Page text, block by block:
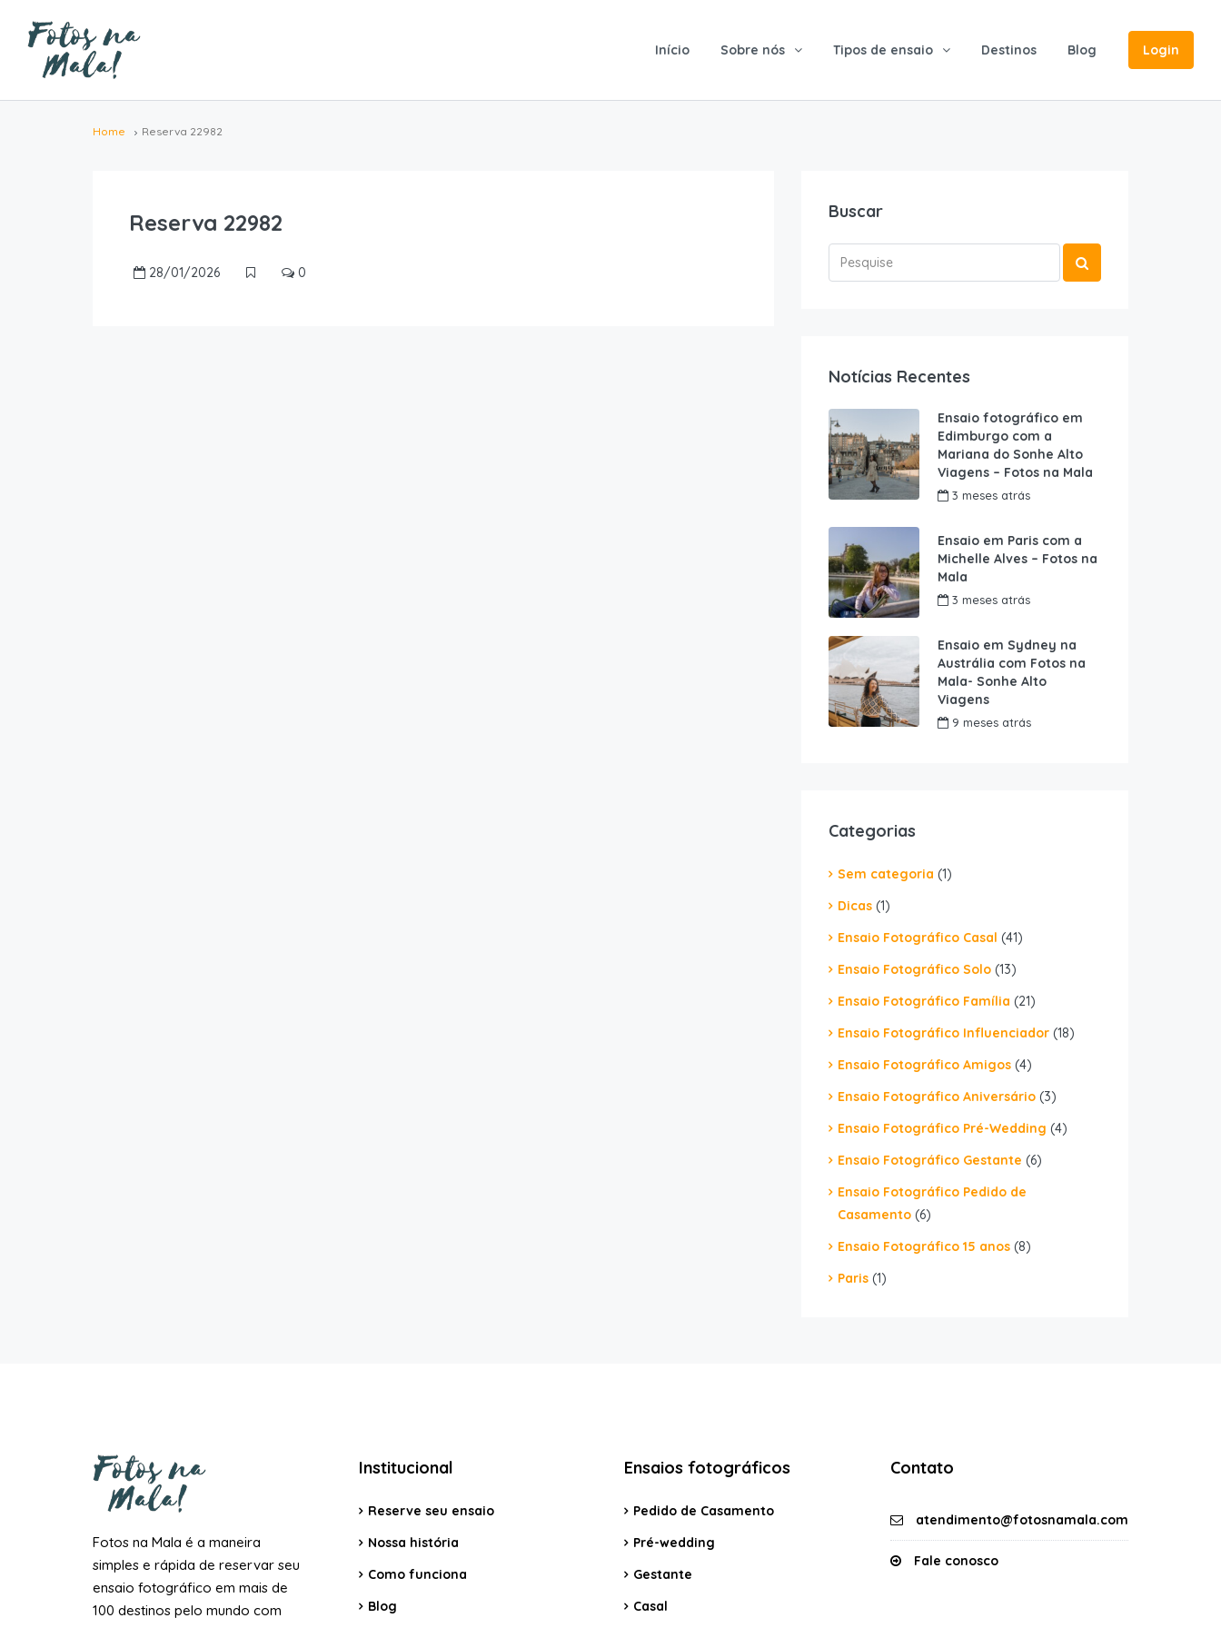
Início Sobre nós Tipos de ensaio Destinos Blog Login
Home Reserva 22982
Reserva 22982
28/01/2026 0
Buscar
Notícias Recentes
Ensaio fotográfico em
Edimburgo com a
Mariana do Sonhe Alto
Viagens – Fotos na Mala
3 meses atrás
Ensaio em Paris com a
Michelle Alves – Fotos na
Mala
3 meses atrás
Ensaio em Sydney na
Austrália com Fotos na
Mala- Sonhe Alto
Viagens
9 meses atrás
Categorias
Sem categoria (1)
Dicas (1)
Ensaio Fotográfico Casal (41)
Ensaio Fotográfico Solo (13)
Ensaio Fotográfico Família (21)
Ensaio Fotográfico Influenciador (18)
Ensaio Fotográfico Amigos (4)
Ensaio Fotográfico Aniversário (3)
Ensaio Fotográfico Pré-Wedding (4)
Ensaio Fotográfico Gestante (6)
Ensaio Fotográfico Pedido de
Casamento (6)
Ensaio Fotográfico 15 anos (8)
Paris (1)
Fotos na Mala é a maneira
simples e rápida de reservar seu
ensaio fotográfico em mais de
100 destinos pelo mundo com
Institucional
Reserve seu ensaio
Nossa história
Como funciona
Blog
Ensaios fotográficos
Pedido de Casamento
Pré-wedding
Gestante
Casal
Contato
atendimento@fotosnamala.com
Fale conosco